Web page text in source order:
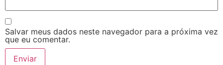
Salvar meus dados neste navegador para a próxima vez
que eu comentar.